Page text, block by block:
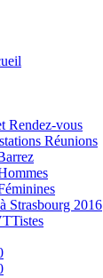
Rendez-vous
Réunions
Strasbourg 2016